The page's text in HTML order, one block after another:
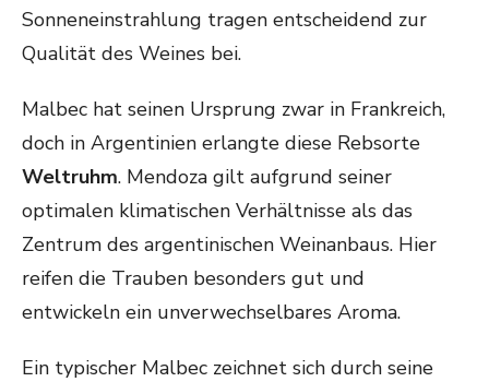
Sonneneinstrahlung tragen entscheidend zur
Qualität des Weines bei.
Malbec hat seinen Ursprung zwar in Frankreich,
doch in Argentinien erlangte diese Rebsorte
Weltruhm. Mendoza gilt aufgrund seiner
optimalen klimatischen Verhältnisse als das
Zentrum des argentinischen Weinanbaus. Hier
reifen die Trauben besonders gut und
entwickeln ein unverwechselbares Aroma.
Ein typischer Malbec zeichnet sich durch seine